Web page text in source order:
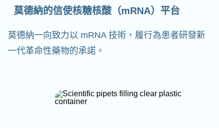
莫德納的信使核糖核酸（mRNA）平台
莫德納一向致力以 mRNA 技術，履行為患者研發新
一代革命性藥物的承諾。